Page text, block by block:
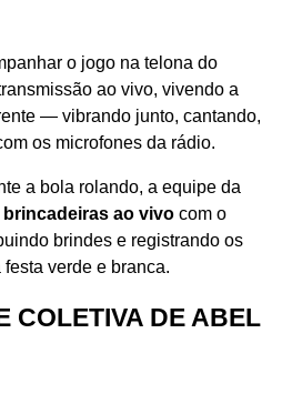
o jogo na telona do
ao vivo, vivendo a
— vibrando junto, cantando,
os microfones da rádio.
a bola rolando, a equipe da
ao vivo com o
brindes e registrando os
verde e branca.
COLETIVA DE ABEL